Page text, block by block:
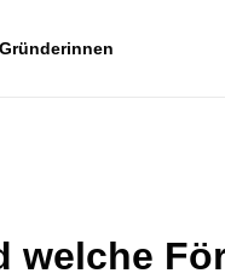
Gründerinnen
welche